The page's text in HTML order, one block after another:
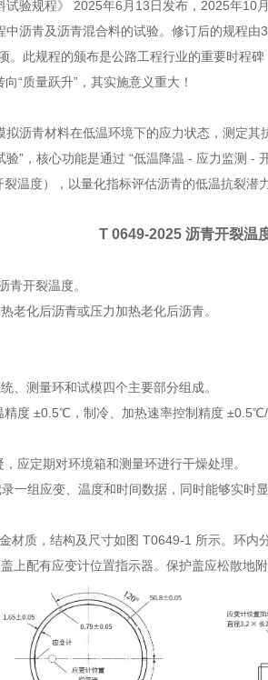
验规程》 2025年6月13日发布，2025年10
沥青及沥青混合料的试验。修订后的规程
。此规程的颁布是公路工程行业的重要时程
“质量跃升”，其实施意义重大！
沥青材料在低温环境下的应力状态，测定
”，核心功能是通过 “低温降温 - 应力监测
温度），以量化指标评估沥青的低温抗裂潜
T 0649-2025 沥青开裂温
开裂温度。
老化后沥青或压力加热老化后沥青。
、测量环和试模四个主要部分组成。
度 ±0.5℃，制冷、加热速率控制精度
应定期对环境箱和测量环进行干燥处理。
一组应变、温度和时间数据，同时能够实
材质，结构及尺寸如图 T0649-1 所示。环
上配有应变计位置指示器。保护盖应松散地